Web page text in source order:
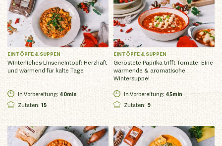
EINTÖPFE & SUPPEN
Winterliches Linseneintopf: Herzhaft
und wärmend für kalte Tage
In Vorbereitung: 40min
Zutaten: 15
EINTÖPFE & SUPPEN
Geröstete Paprika trifft Tomate: Eine
wärmende & aromatische
Wintersuppe!
In Vorbereitung: 45min
Zutaten: 9